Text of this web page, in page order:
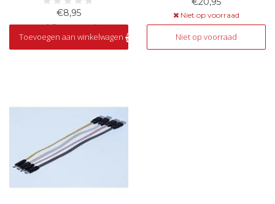
€8,95
Op voorraad
Toevoegen aan winkelwagen
Niet op voorraad
Niet op voorraad